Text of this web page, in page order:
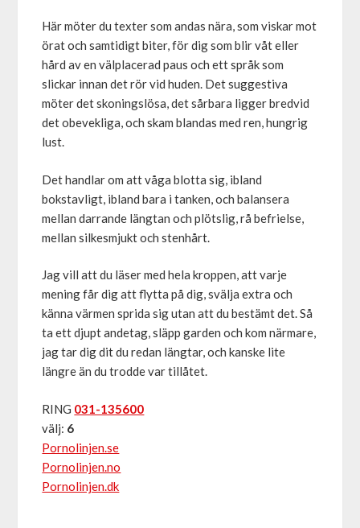
Här möter du texter som andas nära, som viskar mot
örat och samtidigt biter, för dig som blir våt eller
hård av en välplacerad paus och ett språk som
slickar innan det rör vid huden. Det suggestiva
möter det skoningslösa, det sårbara ligger bredvid
det obevekliga, och skam blandas med ren, hungrig
lust.
Det handlar om att våga blotta sig, ibland
bokstavligt, ibland bara i tanken, och balansera
mellan darrande längtan och plötslig, rå befrielse,
mellan silkesmjukt och stenhårt.
Jag vill att du läser med hela kroppen, att varje
mening får dig att flytta på dig, svälja extra och
känna värmen sprida sig utan att du bestämt det. Så
ta ett djupt andetag, släpp garden och kom närmare,
jag tar dig dit du redan längtar, och kanske lite
längre än du trodde var tillåtet.
RING 031-135600
välj: 6
Pornolinjen.se
Pornolinjen.no
Pornolinjen.dk